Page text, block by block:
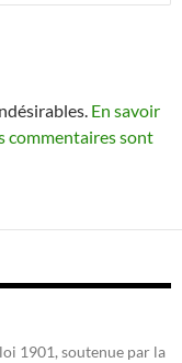
En savoir
commentaires sont
1901, soutenue par la